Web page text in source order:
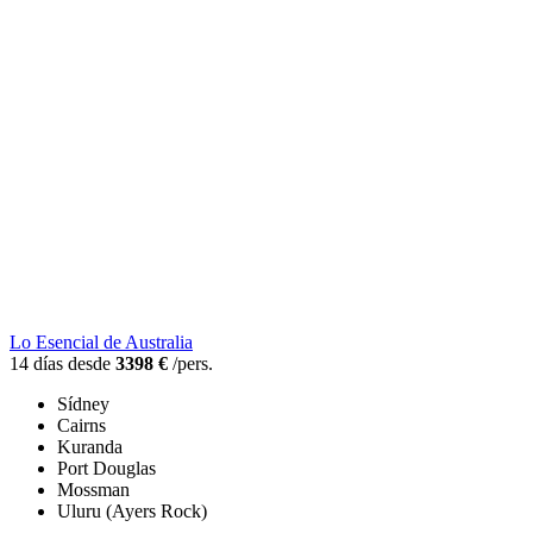
Lo Esencial de Australia
14 días desde 3398 € /pers.
Sídney
Cairns
Kuranda
Port Douglas
Mossman
Uluru (Ayers Rock)